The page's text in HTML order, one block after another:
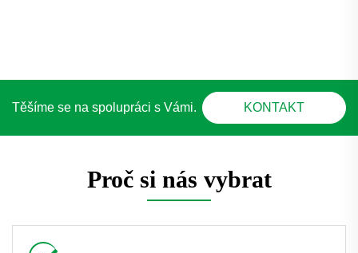
Těšíme se na spolupráci s Vámi. KONTAKT
Proč si nás vybrat